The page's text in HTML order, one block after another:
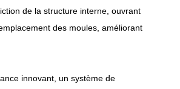
de la structure interne, ouvrant
des moules, améliorant
innovant, un système de